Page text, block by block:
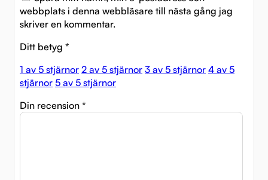
webbplats i denna webbläsare till nästa gång jag
skriver en kommentar.
Ditt betyg *
1 av 5 stjärnor 2 av 5 stjärnor 3 av 5 stjärnor 4 av 5
stjärnor 5 av 5 stjärnor
Din recension *